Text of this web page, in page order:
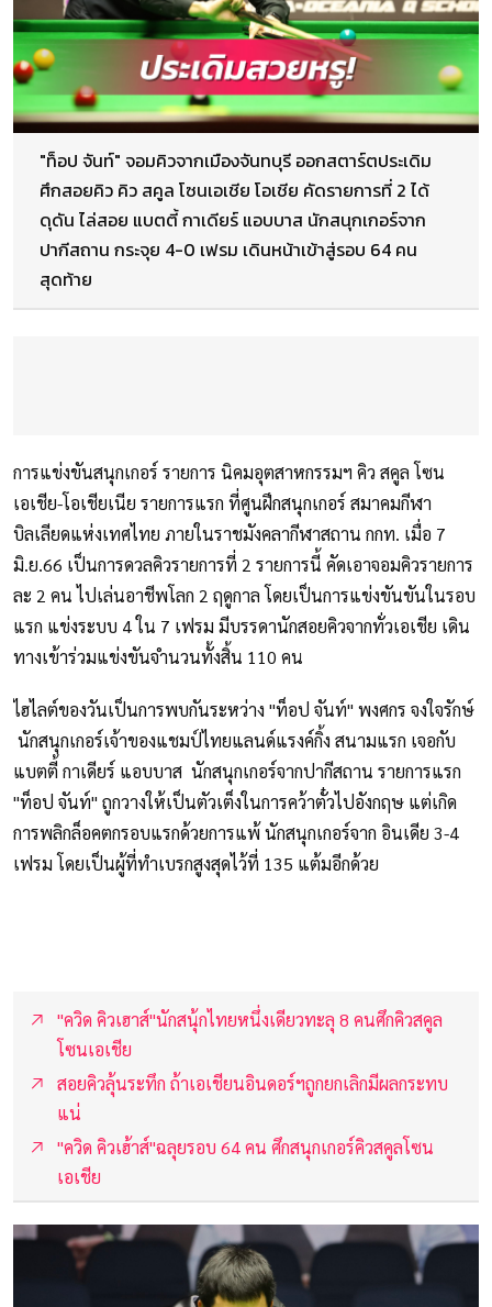
"ท็อป จันท์" จอมคิวจากเมืองจันทบุรี ออกสตาร์ตประเดิม
ศึกสอยคิว คิว สคูล โซนเอเชีย โอเชีย คัดรายการที่ 2 ได้
ดุดัน ไล่สอย แบตตี้ กาเดียร์ แอบบาส นักสนุกเกอร์จาก
ปากีสถาน กระจุย 4-0 เฟรม เดินหน้าเข้าสู่รอบ 64 คน
สุดท้าย
การแข่งขันสนุกเกอร์ รายการ นิคมอุตสาหกรรมฯ คิว สคูล โซน
เอเชีย-โอเชียเนีย รายการแรก ที่ศูนฝึกสนุกเกอร์ สมาคมกีฬา
บิลเลียดแห่งเทศไทย ภายในราชมังคลากีฬาสถาน กกท. เมื่อ 7
มิ.ย.66 เป็นการดวลคิวรายการที่ 2 รายการนี้ คัดเอาจอมคิวรายการ
ละ 2 คน ไปเล่นอาชีพโลก 2 ฤดูกาล โดยเป็นการแข่งขันขันในรอบ
แรก แข่งระบบ 4 ใน 7 เฟรม มีบรรดานักสอยคิวจากทั่วเอเชีย เดิน
ทางเข้าร่วมแข่งขันจำนวนทั้งสิ้น 110 คน
ไฮไลต์ของวันเป็นการพบกันระหว่าง "ท็อป จันท์" พงศกร จงใจรักษ์
นักสนุกเกอร์เจ้าของแชมป์ไทยแลนด์แรงค์กิ้ง สนามแรก เจอกับ
แบตตี้ กาเดียร์ แอบบาส นักสนุกเกอร์จากปากีสถาน รายการแรก
"ท็อป จันท์" ถูกวางให้เป็นตัวเต็งในการคว้าตั๋วไปอังกฤษ แต่เกิด
การพลิกล็อคตกรอบแรกด้วยการแพ้ นักสนุกเกอร์จาก อินเดีย 3-4
เฟรม โดยเป็นผู้ที่ทำเบรกสูงสุดไว้ที่ 135 แต้มอีกด้วย
"ควิด คิวเฮาส์"นักสนุ้กไทยหนึ่งเดียวทะลุ 8 คนศึกคิวสคูล
โซนเอเชีย
สอยคิวลุ้นระทึก ถ้าเอเชียนอินดอร์ฯถูกยกเลิกมีผลกระทบ
แน่
"ควิด คิวเฮ้าส์"ฉลุยรอบ 64 คน ศึกสนุกเกอร์คิวสคูลโซน
เอเชีย